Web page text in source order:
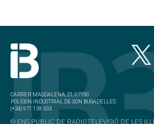
CARRER MAGDALENA, 21, 07180
POLÍGON INDUSTRIAL DE SON BUGADELLES
(+34) 971 139 333
© ENS PÚBLIC DE RADIOTELEVISIÓ DE LES